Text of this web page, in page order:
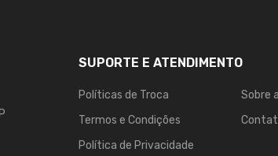
SUPORTE E ATENDIMENTO
Políticas de Troca
Termos e Condições
Política de Privacidade
Sobre